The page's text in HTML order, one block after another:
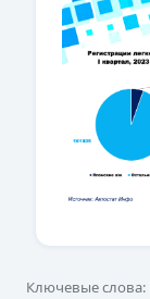
Ключевые